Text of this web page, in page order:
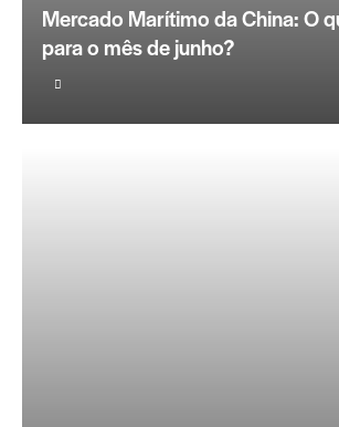
Mercado Marítimo da China: O
para o mês de junho?